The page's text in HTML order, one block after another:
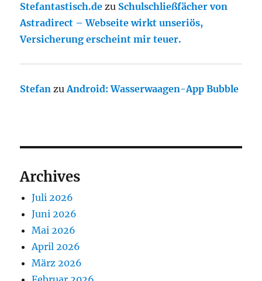
Stefantastisch.de zu Schulschließfächer von
Astradirect – Webseite wirkt unseriös,
Versicherung erscheint mir teuer.
Stefan zuAndroid: Wasserwaagen-App Bubble
Archives
Juli 2026
Juni 2026
Mai 2026
April 2026
März 2026